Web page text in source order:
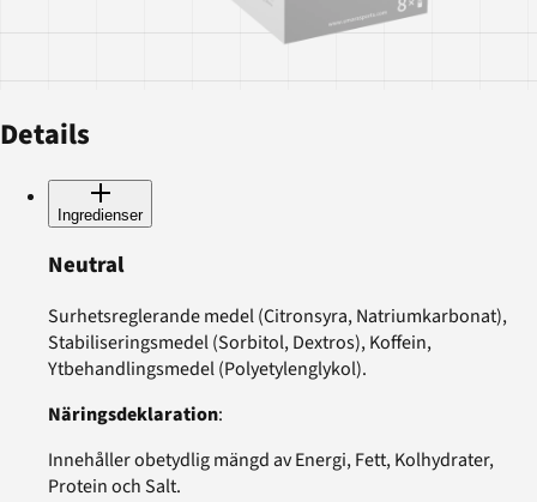
Details
Ingredienser
Neutral
Surhetsreglerande medel (Citronsyra, Natriumkarbonat),
Stabiliseringsmedel (Sorbitol, Dextros), Koffein,
Ytbehandlingsmedel (Polyetylenglykol).
Näringsdeklaration:
Innehåller obetydlig mängd av Energi, Fett, Kolhydrater,
Protein och Salt.